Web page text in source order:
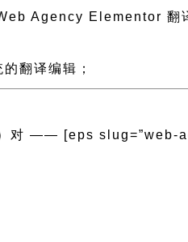
Agency Elementor 翻
翻译编辑；
对 —— [eps